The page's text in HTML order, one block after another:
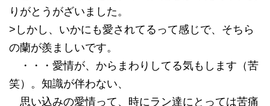
りがとうがざいました。
>しかし、いかにも愛されてるって感じで、そちら
の蘭が羨ましいです。
・・・愛情が、からまわりしてる気もします（苦
笑）。知識が伴わない、
思い込みの愛情って、時にラン達にとっては苦痛